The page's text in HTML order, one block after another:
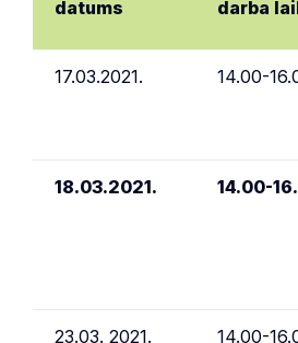
datums
darba
17.03.2021. 14.00-
18.03.2021. 14.00-
23.03. 2021. 14.00-